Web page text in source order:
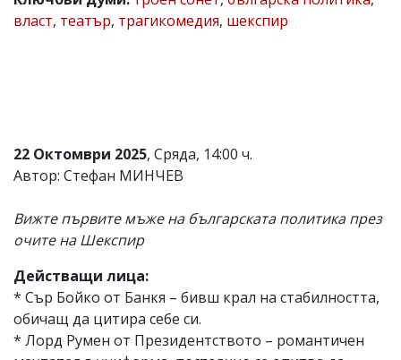
Коментарите
редакцията
не
носи
за
тях!
Ако
обиден
за
коментар,
моля
власт, театър, трагикомедия, шекспир
22 Октомври 2025, Сряда, 14:00 ч.
Автор: Стефан МИНЧЕВ
Вижте първите мъже на българската политика през
очите на Шекспир
Действащи лица:
* Сър Бойко от Банкя – бивш крал на стабилността,
обичащ да цитира себе си.
* Лорд Румен от Президентството – романтичен